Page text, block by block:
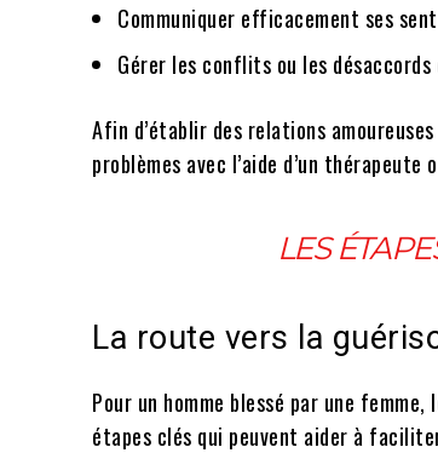
Communiquer efficacement ses
Gérer les conflits ou les désaccords
Afin d’établir des relations
problèmes avec l’aide d’un thérapeute
LES
La route vers la
Pour un homme blessé par une
étapes clés qui peuvent aider à